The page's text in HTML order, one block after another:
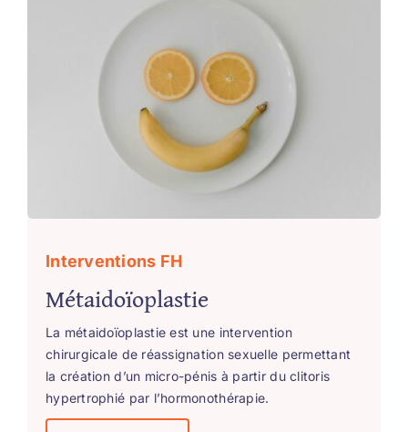
Interventions FH
Métaidoïoplastie
La métaidoïoplastie est une intervention
chirurgicale de réassignation sexuelle permettant
la création d’un micro-pénis à partir du clitoris
hypertrophié par l’hormonothérapie.